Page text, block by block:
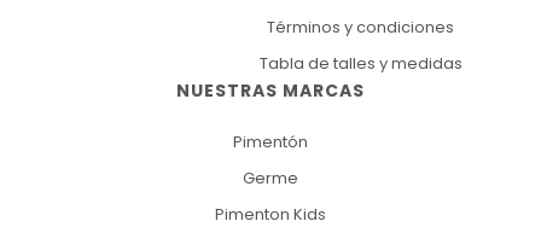
NUESTRAS MARCAS
Pimentón
Germe
Pimenton Kids
Términos y condiciones
Tabla de talles y medidas